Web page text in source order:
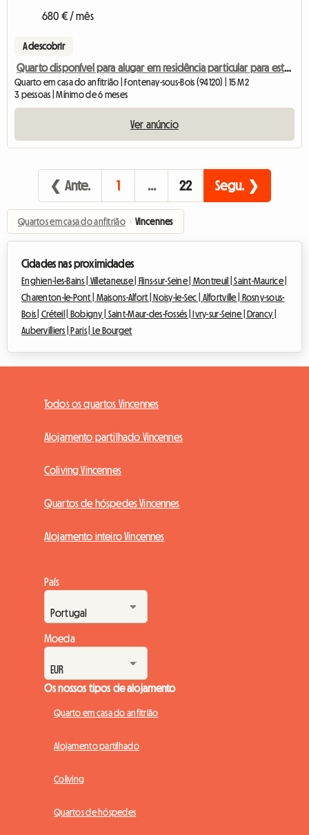
680 € / mês
A descobrir
Quarto disponível para alugar em residência particular para estudantes.
Quarto em casa do anfitrião | Fontenay-sous-Bois (94120) | 15 M2
3 pessoas | Mínimo de 6 meses
Ver anúncio
❮ Ante. 1 … 22 Segu. ❯
Quartos em casa do anfitrião › Vincennes
Cidades nas proximidades
Enghien-les-Bains | Villetaneuse | Flins-sur-Seine | Montreuil |Saint-Maurice |
Charenton-le-Pont | Maisons-Alfort | Noisy-le-Sec | Alfortville |
Rosny-sous-
Bois | Créteil | Bobigny | Saint-Maur-des-Fossés | Ivry-sur-Seine |
Drancy |
Aubervilliers |
Paris | Le Bourget
Todos os quartos Vincennes
Alojamento partilhado Vincennes
Coliving Vincennes
Quartos de hóspedes Vincennes
Alojamento inteiro Vincennes
País
Moeda
Os nossos tipos de alojamento
Quarto em casa do anfitrião
Alojamento partilhado
Coliving
Quartos de hóspedes